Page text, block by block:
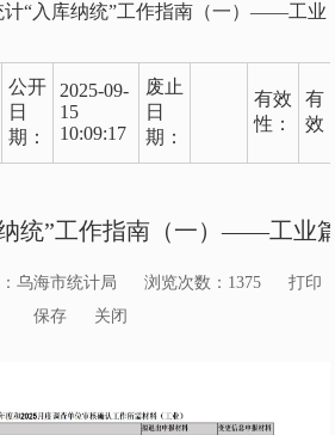
计“入库纳统”工作指南（一）——工业
公开
日
期：
2025-09-
15
10:09:17
废止
日
期：
有效
性：
有
效
统”工作指南（一）——工业
乌海市统计局 浏览次数： 1375
打印
保存
关闭